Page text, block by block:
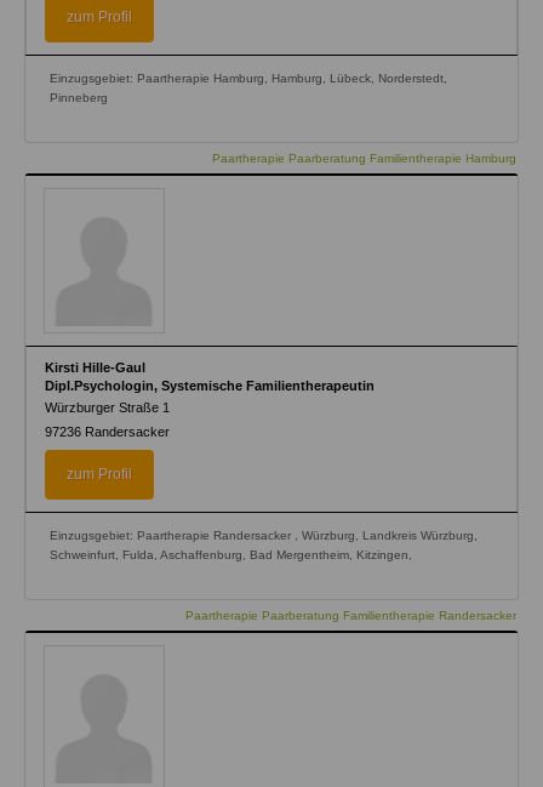
zum Profil
Einzugsgebiet: Paartherapie Hamburg, Hamburg, Lübeck, Norderstedt,
Pinneberg
Paartherapie Paarberatung Familientherapie Hamburg
Kirsti Hille-Gaul
Dipl.Psychologin, Systemische Familientherapeutin
Würzburger Straße 1
97236 Randersacker
zum Profil
Einzugsgebiet: Paartherapie Randersacker , Würzburg, Landkreis Würzburg,
Schweinfurt, Fulda, Aschaffenburg, Bad Mergentheim, Kitzingen,
Paartherapie Paarberatung Familientherapie Randersacker